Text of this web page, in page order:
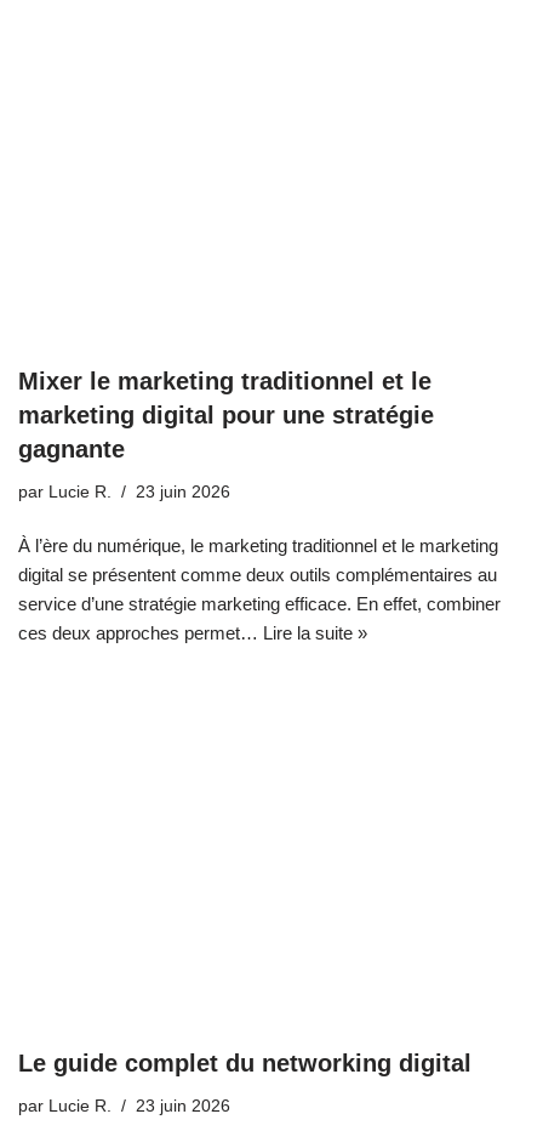
Mixer le marketing traditionnel et le
marketing digital pour une stratégie
gagnante
par Lucie R. 23 juin 2026
À l’ère du numérique, le marketing traditionnel et le marketing
digital se présentent comme deux outils complémentaires au
service d’une stratégie marketing efficace. En effet, combiner
ces deux approches permet… Lire la suite »
Le guide complet du networking digital
par Lucie R. 23 juin 2026